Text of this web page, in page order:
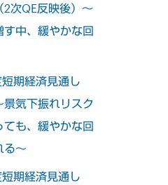
2次QE反映後）～
中、緩やかな回
期経済見通し
景気下振れリスク
ても、緩やかな回
る～
期経済見通し